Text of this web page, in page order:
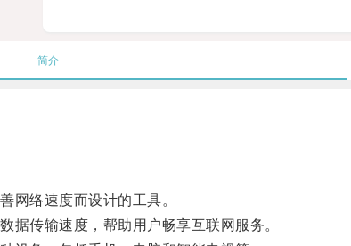
简介
络速度而设计的工具。
传输速度，帮助用户畅享互联网服务。